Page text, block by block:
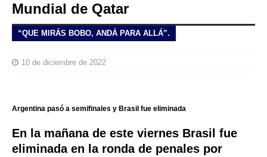
Mundial de Qatar
“QUE MIRÁS BOBO, ANDÁ PARA ALLÁ”.
10 de diciembre de 2022
Argentina pasó a semifinales y Brasil fue eliminada
En la mañana de este viernes Brasil fue
eliminada en la ronda de penales por